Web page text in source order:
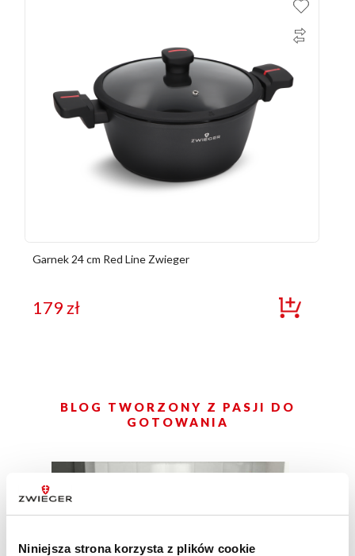
Niniejsza strona korzysta z plików cookie
Garnek 24 cm Red Line Zwieger
179zł
BLOG TWORZONY Z PASJI DO
GOTOWANIA